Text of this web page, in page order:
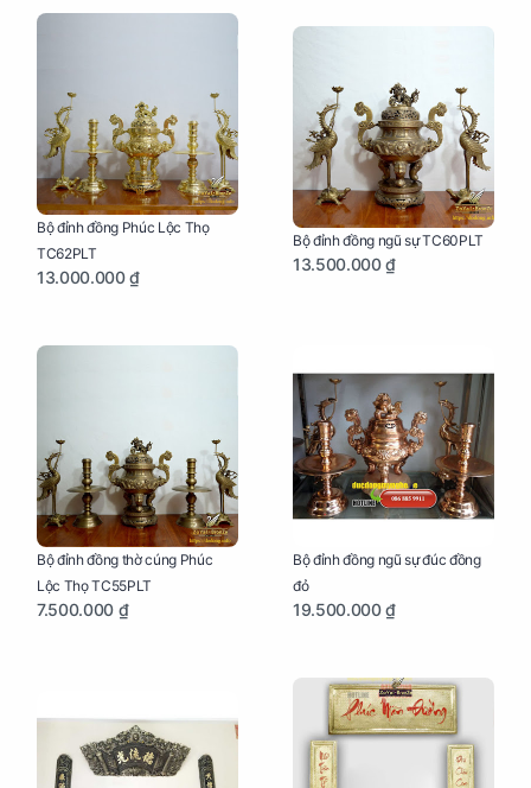
Bộ đỉnh đồng Phúc Lộc Thọ
TC62PLT
13.000.000 ₫
Bộ đỉnh đồng ngũ sự TC60PLT
13.500.000 ₫
Bộ đỉnh đồng thờ cúng Phúc
Lộc Thọ TC55PLT
7.500.000 ₫
Bộ đỉnh đồng ngũ sự đúc đồng
đỏ
19.500.000 ₫